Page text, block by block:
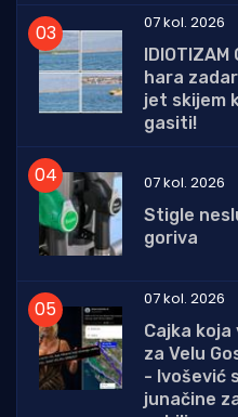
07 kol. 2026
hara
jet skijem
gasiti!
07 kol. 2026
Stigle
goriva
07 kol. 2026
Cajka
za Velu
- Ivošević
junačine